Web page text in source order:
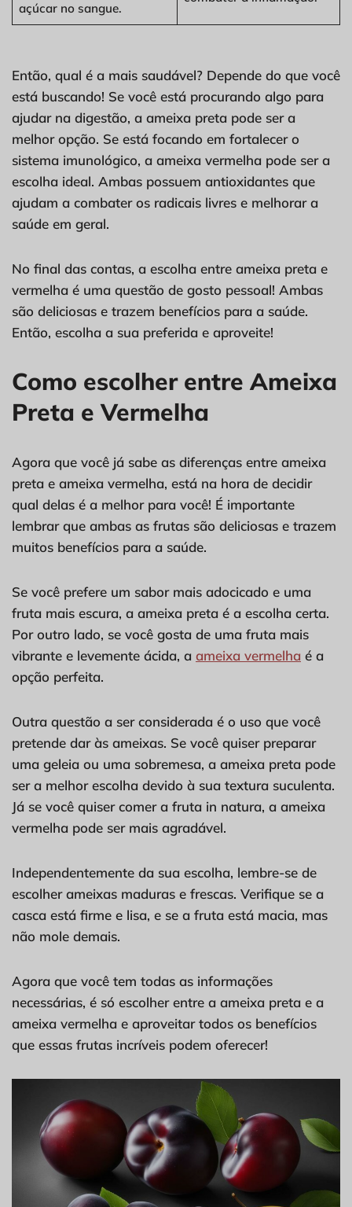
açúcar no sangue.
Então, qual é a mais saudável? Depende do que você
está buscando! Se você está procurando algo para
ajudar na digestão, a ameixa preta pode ser a
melhor opção. Se está focando em fortalecer o
sistema imunológico, a ameixa vermelha pode ser a
escolha ideal. Ambas possuem antioxidantes que
ajudam a combater os radicais livres e melhorar a
saúde em geral.
No final das contas, a escolha entre ameixa preta e
vermelha é uma questão de gosto pessoal! Ambas
são deliciosas e trazem benefícios para a saúde.
Então, escolha a sua preferida e aproveite!
Como escolher entre Ameixa
Preta e Vermelha
Agora que você já sabe as diferenças entre ameixa
preta e ameixa vermelha, está na hora de decidir
qual delas é a melhor para você! É importante
lembrar que ambas as frutas são deliciosas e trazem
muitos benefícios para a saúde.
Se você prefere um sabor mais adocicado e uma
fruta mais escura, a ameixa preta é a escolha certa.
Por outro lado, se você gosta de uma fruta mais
vibrante e levemente ácida, a ameixa vermelha é a
opção perfeita.
Outra questão a ser considerada é o uso que você
pretende dar às ameixas. Se você quiser preparar
uma geleia ou uma sobremesa, a ameixa preta pode
ser a melhor escolha devido à sua textura suculenta.
Já se você quiser comer a fruta in natura, a ameixa
vermelha pode ser mais agradável.
Independentemente da sua escolha, lembre-se de
escolher ameixas maduras e frescas. Verifique se a
casca está firme e lisa, e se a fruta está macia, mas
não mole demais.
Agora que você tem todas as informações
necessárias, é só escolher entre a ameixa preta e a
ameixa vermelha e aproveitar todos os benefícios
que essas frutas incríveis podem oferecer!